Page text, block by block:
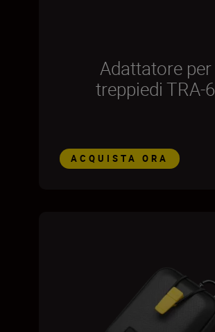
Adattatore per
treppiedi TRA-6
ACQUISTA ORA